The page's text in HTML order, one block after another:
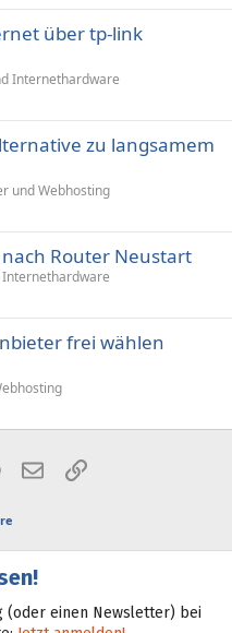
r
über tp-link
Internethardware
zu langsamem
und Webhosting
Router Neustart
frei wählen
WhatsApp
E-MailLink
(oder einen Newsletter) bei